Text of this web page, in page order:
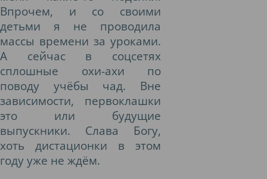
Впрочем, и со своими
детьми я не проводила
массы времени за уроками.
А сейчас в соцсетях
сплошные охи-ахи по
поводу учёбы чад. Вне
зависимости, первоклашки
это или будущие
выпускники. Слава Богу,
хоть дистационки в этом
году уже не ждём.